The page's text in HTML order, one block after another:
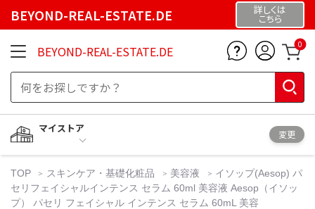
BEYOND-REAL-ESTATE.DE 詳しくは
こちら
BEYOND-REAL-ESTATE.DE 0
マイストア
変更
TOP スキンケア・基礎化粧品 美容液
イソップ(Aesop) パ
セリフェイシャルインテンス セラム 60ml 美容液 Aesop（イソッ
プ） パセリ フェイシャル インテンス セラム 60mL 美容